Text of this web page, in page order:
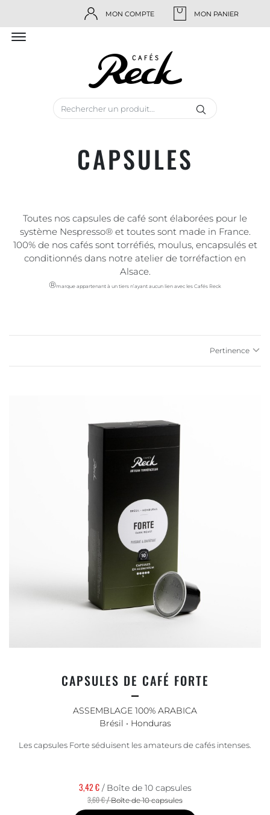
MON COMPTE MON PANIER
CAPSULES
Toutes nos capsules de café sont élaborées pour le
système Nespresso® et toutes sont made in France.
100% de nos cafés sont torréfiés, moulus, encapsulés et
conditionnés dans notre atelier de torréfaction en
Alsace.
®marque appartenant à un tiers n’ayant aucun lien avec les Cafés Reck
Pertinence
CAPSULES DE CAFÉ FORTE
ASSEMBLAGE 100% ARABICA
Brésil • Honduras
Les capsules Forte séduisent les amateurs de cafés intenses.
3,42 €/ Boîte de 10 capsules
3,60 €/ Boîte de 10 capsules